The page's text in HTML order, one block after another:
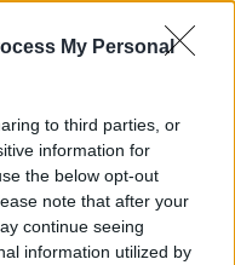
My Personal
to third parties, or
information for
the below opt-out
note that after your
continue seeing
information utilized by